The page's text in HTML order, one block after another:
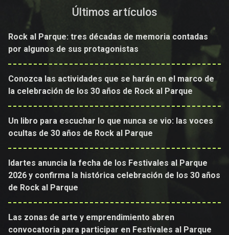
Últimos artículos
Rock al Parque: tres décadas de memoria contadas
por algunos de sus protagonistas
Conozca las actividades que se harán en el marco de
la celebración de los 30 años de Rock al Parque
Un libro para escuchar lo que nunca se vio: las voces
ocultas de 30 años de Rock al Parque
Idartes anuncia la fecha de los Festivales al Parque
2026 y confirma la histórica celebración de los 30 años
de Rock al Parque
Las zonas de arte y emprendimiento abren
convocatoria para participar en Festivales al Parque